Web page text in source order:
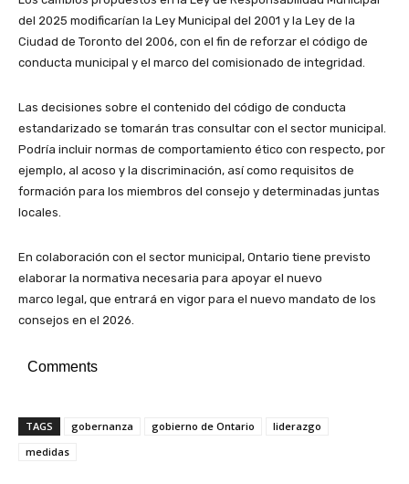
del 2025 modificarían la Ley Municipal del 2001 y la Ley de la
Ciudad de Toronto del 2006, con el fin de reforzar el código de
conducta municipal y el marco del comisionado de integridad.
Las decisiones sobre el contenido del código de conducta
estandarizado se tomarán tras consultar con el sector municipal.
Podría incluir normas de comportamiento ético con respecto, por
ejemplo, al acoso y la discriminación, así como requisitos de
formación para los miembros del consejo y determinadas juntas
locales.
En colaboración con el sector municipal, Ontario tiene previsto
elaborar la normativa necesaria para apoyar el nuevo
marco legal, que entrará en vigor para el nuevo mandato de los
consejos en el 2026.
Comments
TAGS gobernanza gobierno de Ontario
liderazgo
medidas